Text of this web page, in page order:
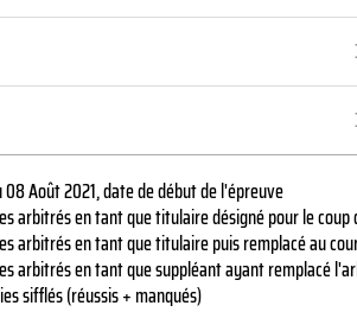
08 Août 2021, date de début de l'épreuve
arbitrés en tant que titulaire désigné pour le
arbitrés en tant que titulaire puis remplacé au
arbitrés en tant que suppléant ayant remplacé
sifflés (réussis + manqués)